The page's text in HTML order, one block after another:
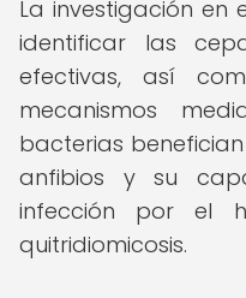
La investigación en
identificar las
efectivas, así
mecanismos
bacterias
anfibios y su
infección por el
quitridiomicosis.